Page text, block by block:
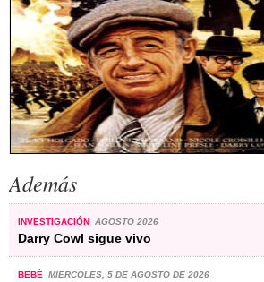
Además
INVESTIGACIÓN AGOSTO 2026
Darry Cowl sigue vivo
BEBÉ MIERCOLES, 5 DE AGOSTO DE 2026